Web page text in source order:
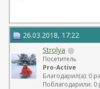
26.03.2018, 17:22
Strolya
Посетитель
Pro-Active
Благодарил(а): 0
Поблагодарили: 0